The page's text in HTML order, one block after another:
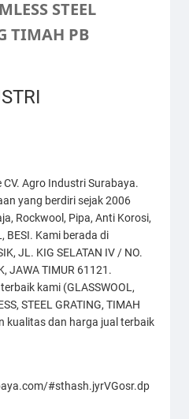
STEEL
TIMAH PB
Agro Industri Surabaya.
yang berdiri sejak 2006
Rockwool, Pipa, Anti Korosi,
BESI. Kami berada di
JL. KIG SELATAN IV / NO.
JAWA TIMUR 61121.
kami (GLASSWOOL,
STEEL GRATING, TIMAH
kualitas dan harga jual terbaik
#sthash.jyrVGosr.dp